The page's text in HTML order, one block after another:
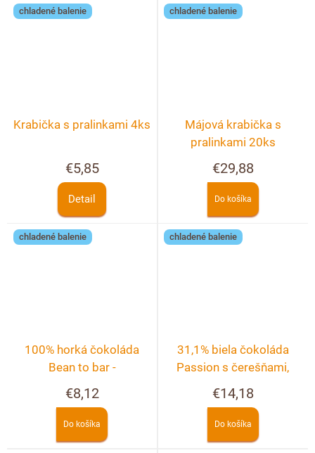
chladené balenie
Krabička s pralinkami 4ks
€5,85
Detail
chladené balenie
Májová krabička s
pralinkami 20ks
€29,88
Do košíka
chladené balenie
100% horká čokoláda
Bean to bar -
Dominikánska republika
€8,12
Do košíka
chladené balenie
31,1% biela čokoláda
Passion s čerešňami,
malinami, černicami a
ružou
€14,18
Do košíka